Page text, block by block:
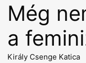
Még
a
Király Csenge Katica